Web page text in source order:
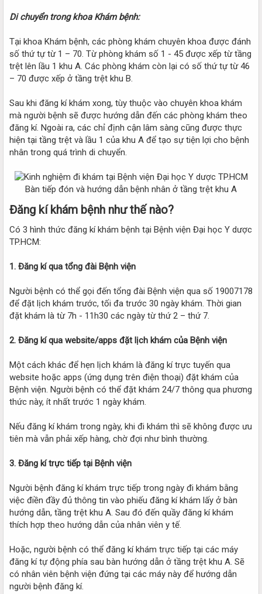
Di chuyển trong khoa Khám bệnh:
Tại khoa Khám bệnh, các phòng khám chuyên khoa được đánh
số thứ tự từ 1 – 70. Từ phòng khám số 1 - 45 được xếp từ tầng
trệt lên lầu 1 khu A. Các phòng khám còn lại có số thứ tự từ 46
– 70 được xếp ở tầng trệt khu B.
Sau khi đăng kí khám xong, tùy thuộc vào chuyên khoa khám
mà người bệnh sẽ được hướng dẫn đến các phòng khám theo
đăng kí. Ngoài ra, các chỉ định cận lâm sàng cũng được thực
hiện tại tầng trệt và lầu 1 của khu A để tạo sự tiện lợi cho bệnh
nhân trong quá trình di chuyển.
Bàn tiếp đón và hướng dẫn bệnh nhân ở tầng trệt khu A​
Đăng kí khám bệnh như thế nào?​
Có 3 hình thức đăng kí khám bệnh tại Bệnh viện Đại học Y dược
TP.HCM:
1. Đăng kí qua tổng đài Bệnh viện
Người bệnh có thể gọi đến tổng đài Bệnh viện qua số 19007178
để đặt lịch khám trước, tối đa trước 30 ngày khám. Thời gian
đặt khám là từ 7h - 11h30 các ngày từ thứ 2 – thứ 7.
2. Đăng kí qua website/apps đặt lịch khám của Bệnh viện
Một cách khác để hẹn lịch khám là đăng kí trực tuyến qua
website hoặc apps (ứng dụng trên điện thoại) đặt khám của
Bệnh viện. Người bệnh có thể đặt khám 24/7 thông qua phương
thức này, ít nhất trước 1 ngày khám.
Nếu đăng kí khám trong ngày, khi đi khám thì sẽ không được ưu
tiên mà vẫn phải xếp hàng, chờ đợi như bình thường.
3. Đăng kí trực tiếp tại Bệnh viện
Người bệnh đăng kí khám trực tiếp trong ngày đi khám bằng
việc điền đầy đủ thông tin vào phiếu đăng kí khám lấy ở bàn
hướng dẫn, tầng trệt khu A. Sau đó đến quầy đăng kí khám
thích hợp theo hướng dẫn của nhân viên y tế.
Hoặc, người bệnh có thể đăng kí khám trực tiếp tại các máy
đăng kí tự động phía sau bàn hướng dẫn ở tầng trệt khu A. Sẽ
có nhân viên bệnh viện đứng tại các máy này để hướng dẫn
người bệnh đăng kí.